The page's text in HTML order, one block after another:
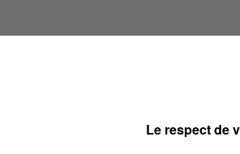
Le respect de